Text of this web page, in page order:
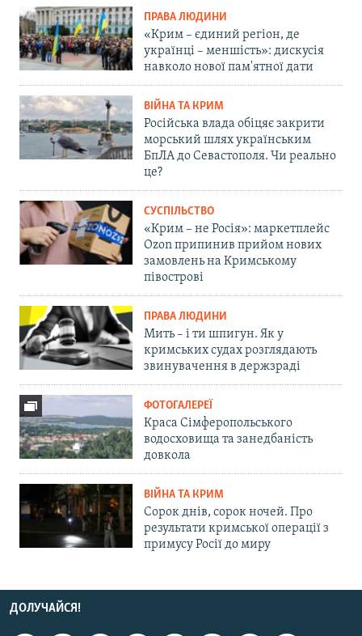
ПРАВА ЛЮДИНИ
«Крим – єдиний регіон, де
українці – меншість»: дискусія
навколо нової пам'ятної дати
ВІЙНА ТА КРИМ
Російська влада обіцяє закрити
морський шлях українським
БпЛА до Севастополя. Чи реально
це?
СУСПІЛЬСТВО
«Крим – не Росія»: маркетплейс
Ozon припинив прийом нових
замовлень на Кримському
півострові
ПРАВА ЛЮДИНИ
Мить – і ти шпигун. Як у
кримських судах розглядають
звинувачення в держзраді
ФОТОГАЛЕРЕЇ
Краса Сімферопольського
водосховища та занедбаність
довкола
ВІЙНА ТА КРИМ
Сорок днів, сорок ночей. Про
результати кримської операції з
примусу Росії до миру
ДОЛУЧАЙСЯ!